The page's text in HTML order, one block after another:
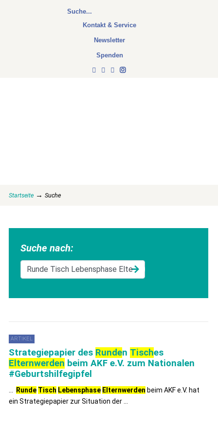
Kontakt & Service
Newsletter
Spenden
Startseite → Suche
Suche nach:
ARTIKEL
Strategiepapier des Runden Tisches
Elternwerden beim AKF e.V. zum Nationalen
#Geburtshilfegipfel
Runde Tisch Lebensphase Elternwerden beim AKF e.V. hat
ein Strategiepapier zur Situation der ...